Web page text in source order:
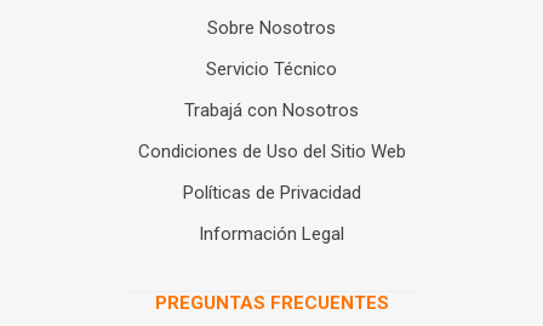
Sobre Nosotros
Servicio Técnico
Trabajá con Nosotros
Condiciones de Uso del Sitio Web
Políticas de Privacidad
Información Legal
PREGUNTAS FRECUENTES